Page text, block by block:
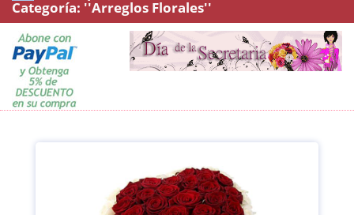
Categoría: ''Arreglos Florales''